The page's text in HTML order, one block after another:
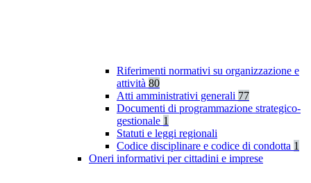
Riferimenti normativi su organizzazione e
attività 80
Atti amministrativi generali 77
Documenti di programmazione strategico-
gestionale 1
Statuti e leggi regionali
Codice disciplinare e codice di condotta 1
Oneri informativi per cittadini e imprese